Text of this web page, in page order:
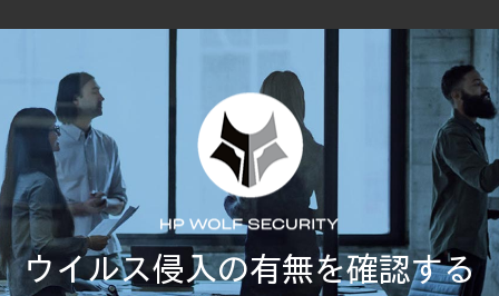
ウイルス侵入の有無を確認する